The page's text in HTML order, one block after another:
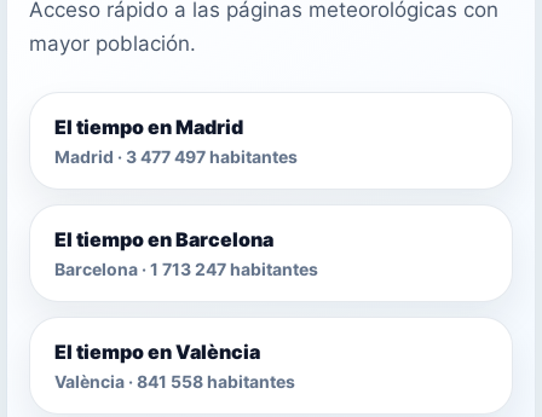
Acceso rápido a las páginas meteorológicas con
mayor población.
El tiempo en Madrid
Madrid · 3 477 497 habitantes
El tiempo en Barcelona
Barcelona · 1 713 247 habitantes
El tiempo en València
València · 841 558 habitantes